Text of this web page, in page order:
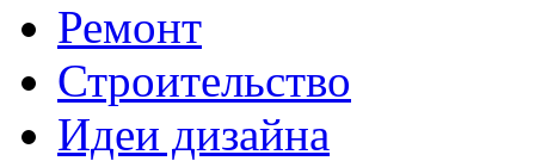
Ремонт
Строительство
Идеи дизайна